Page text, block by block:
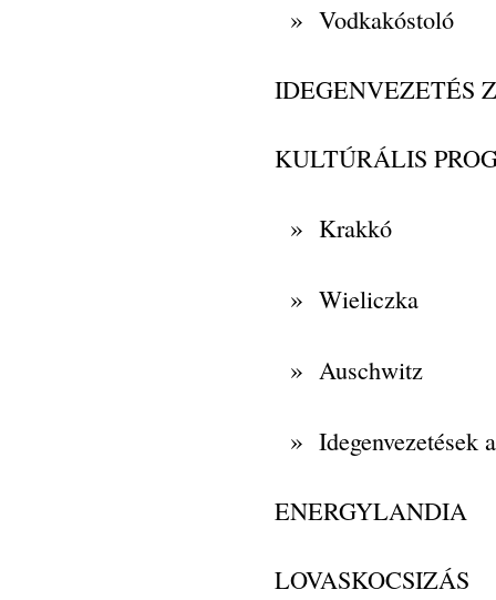
» Vodkakóstoló
IDEGENVEZETÉS
KULTÚRÁLIS
» Krakkó
» Wieliczka
» Auschwitz
» Idegenvezetések
ENERGYLANDIA
LOVASKOCSIZÁS